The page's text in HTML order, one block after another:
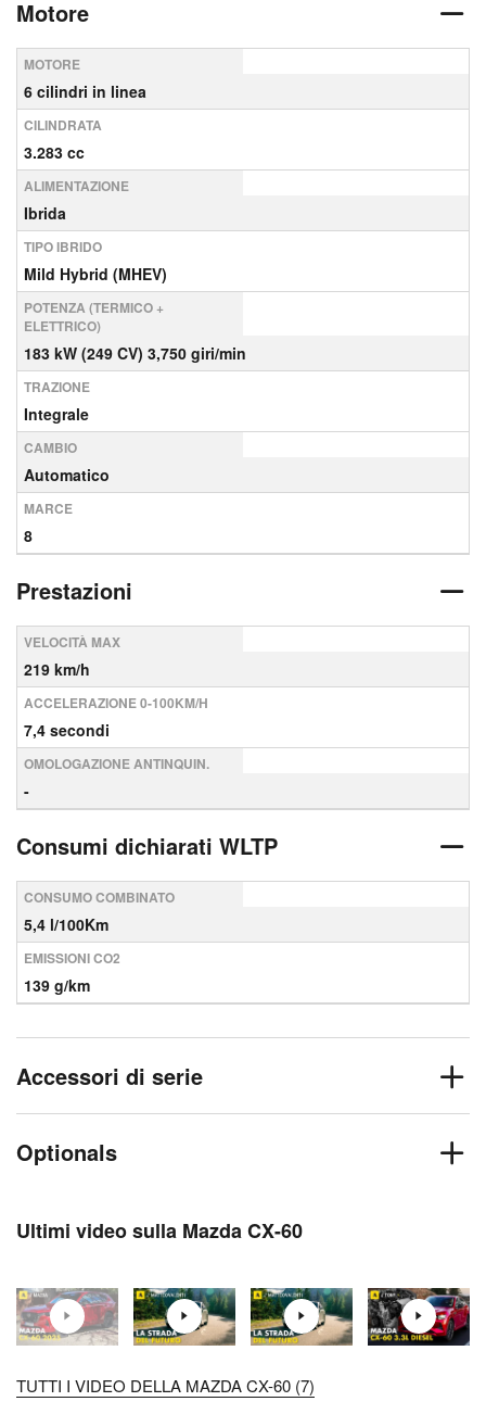
Motore
MOTORE
6 cilindri in linea
CILINDRATA
3.283 cc
ALIMENTAZIONE
Ibrida
TIPO IBRIDO
Mild Hybrid (MHEV)
POTENZA (TERMICO +
ELETTRICO)
183 kW (249 CV) 3,750 giri/min
TRAZIONE
Integrale
CAMBIO
Automatico
MARCE
8
Prestazioni
VELOCITÀ MAX
219 km/h
ACCELERAZIONE 0-100KM/H
7,4 secondi
OMOLOGAZIONE ANTINQUIN.
-
Consumi dichiarati WLTP
CONSUMO COMBINATO
5,4 l/100Km
EMISSIONI CO2
139 g/km
Accessori di serie
Optionals
Ultimi video sulla Mazda CX-60
TUTTI I VIDEO DELLA MAZDA CX-60 (7)